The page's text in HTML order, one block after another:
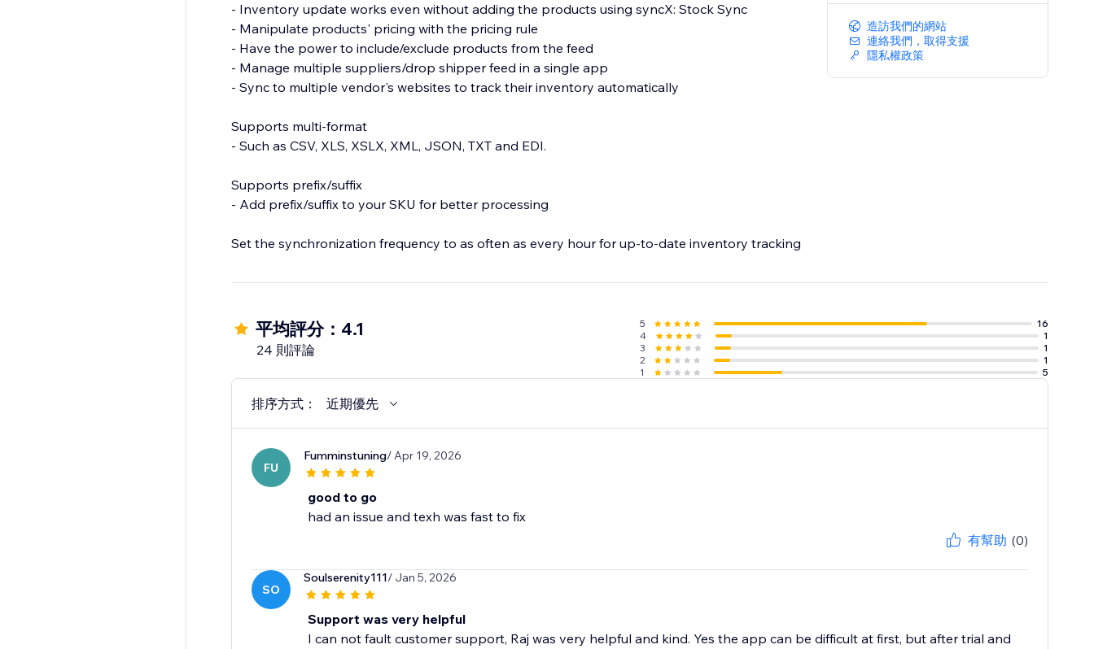
- Inventory update works even without adding the products using syncX: Stock Sync
- Manipulate products' pricing with the pricing rule
- Have the power to include/exclude products from the feed
- Manage multiple suppliers/drop shipper feed in a single app
- Sync to multiple vendor's websites to track their inventory automatically
Supports multi-format
- Such as CSV, XLS, XSLX, XML, JSON, TXT and EDI.
Supports prefix/suffix
- Add prefix/suffix to your SKU for better processing
Set the synchronization frequency to as often as every hour for up-to-date inventory tracking
造訪我們的網站
連絡我們，取得支援
隱私權政策
平均評分：4.1
24 則評論
5
16
4
1
3
1
2
1
1
5
排序方式： 近期優先
FU
Fumminstuning/ Apr 19, 2026
good to go
had an issue and texh was fast to fix
有幫助 (0)
SO
Soulserenity111/ Jan 5, 2026
Support was very helpful
I can not fault customer support, Raj was very helpful and kind. Yes the app can be difficult at first, but after trial and